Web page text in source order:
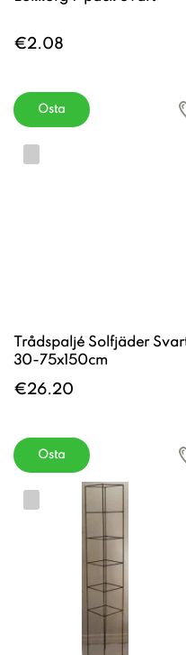
€2.08
Osta
Trådspaljé Solfjäder
30-75x150cm
€26.20
Osta